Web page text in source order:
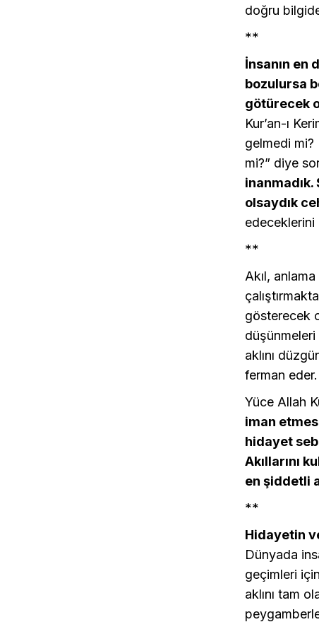
doğru
**
İnsanın en
bozulursa
götürecek
Kur’an-ı
gelmedi mi?
mi?” diye
inanmadık.
olsaydık
edeceklerini
**
Akıl,
gösterecek
aklını
ferman eder.
Yüce Allah
iman
hidayet
Akıllarını
en şiddetli
**
Hidayetin
Dünyada
geçimleri
aklını tam